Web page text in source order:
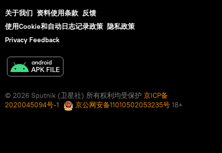
关于我们 资料使用条款 反馈
使用Cookie和自动日志记录政策 隐私政策
Privacy Feedback
© 2026 Sputnik (卫星社) 所有权利均受保护 京ICP备
2020045094号-1
京公网安备11010502053235号 18+